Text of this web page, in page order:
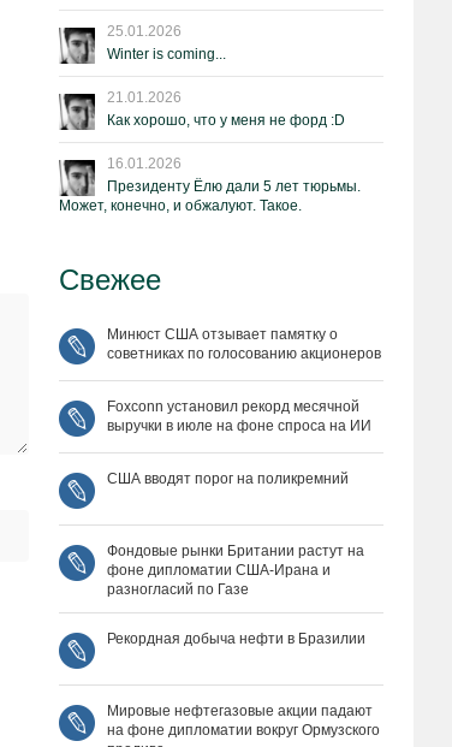
25.01.2026
Winter is coming...
21.01.2026
Как хорошо, что у меня не форд :D
16.01.2026
Президенту Ёлю дали 5 лет тюрьмы.
Может, конечно, и обжалуют. Такое.
Свежее
Минюст США отзывает памятку о
советниках по голосованию акционеров
Foxconn установил рекорд месячной
выручки в июле на фоне спроса на ИИ
США вводят порог на поликремний
Фондовые рынки Британии растут на
фоне дипломатии США‑Ирана и
разногласий по Газе
Рекордная добыча нефти в Бразилии
Мировые нефтегазовые акции падают
на фоне дипломатии вокруг Ормузского